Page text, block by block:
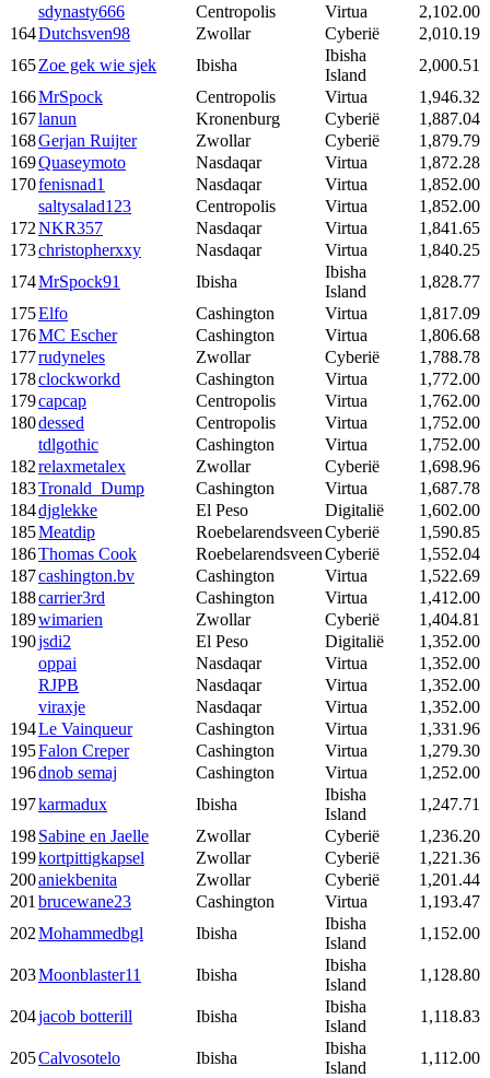
sdynasty666
Centropolis Virtua
2,102.00
164Dutchsven98 Zwollar Cyberië
2,010.19
165Zoe gek wie sjek Ibisha
Ibisha
Island
2,000.51
166MrSpock Centropolis Virtua
1,946.32
167lanun Kronenburg Cyberië
1,887.04
168Gerjan Ruijter Zwollar Cyberië
1,879.79
169Quaseymoto Nasdaqar Virtua
1,872.28
170fenisnad1 Nasdaqar Virtua
1,852.00
saltysalad123
Centropolis Virtua
1,852.00
172NKR357 Nasdaqar Virtua
1,841.65
173christopherxxy Nasdaqar Virtua
1,840.25
174MrSpock91 Ibisha
Ibisha
Island
1,828.77
175Elfo Cashington Virtua
1,817.09
176MC Escher Cashington Virtua
1,806.68
177rudyneles Zwollar Cyberië
1,788.78
178clockworkd Cashington Virtua
1,772.00
179capcap Centropolis Virtua
1,762.00
180dessed Centropolis Virtua
1,752.00
tdlgothic
Cashington Virtua
1,752.00
182relaxmetalex Zwollar Cyberië
1,698.96
183Tronald_Dump Cashington Virtua
1,687.78
184djglekke El Peso Digitalië
1,602.00
185Meatdip RoebelarendsveenCyberië
1,590.85
186Thomas Cook RoebelarendsveenCyberië
1,552.04
187cashington.bv Cashington Virtua
1,522.69
188carrier3rd Cashington Virtua
1,412.00
189wimarien Zwollar Cyberië
1,404.81
190jsdi2 El Peso Digitalië
1,352.00
oppai
Nasdaqar Virtua
1,352.00
RJPB
Nasdaqar Virtua
1,352.00
viraxje
Nasdaqar Virtua
1,352.00
194Le Vainqueur Cashington Virtua
1,331.96
195Falon Creper Cashington Virtua
1,279.30
196dnob semaj Cashington Virtua
1,252.00
197karmadux Ibisha
Ibisha
Island
1,247.71
198Sabine en Jaelle Zwollar Cyberië
1,236.20
199kortpittigkapsel Zwollar Cyberië
1,221.36
200aniekbenita Zwollar Cyberië
1,201.44
201 brucewane23 Cashington Virtua
1,193.47
202Mohammedbgl Ibisha
Ibisha
Island
1,152.00
203Moonblaster11 Ibisha
Ibisha
Island
1,128.80
204jacob botterill Ibisha
Ibisha
Island
1,118.83
205Calvosotelo Ibisha
Ibisha
Island
1,112.00